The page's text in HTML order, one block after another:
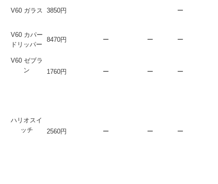
V60 ガラス 3850円 ー
V60 カパー
ドリッパー
8470円 ー ー ー
V60 ゼブラ
ン
1760円 ー ー ー
ハリオスイ
ッチ
2560円 ー ー ー